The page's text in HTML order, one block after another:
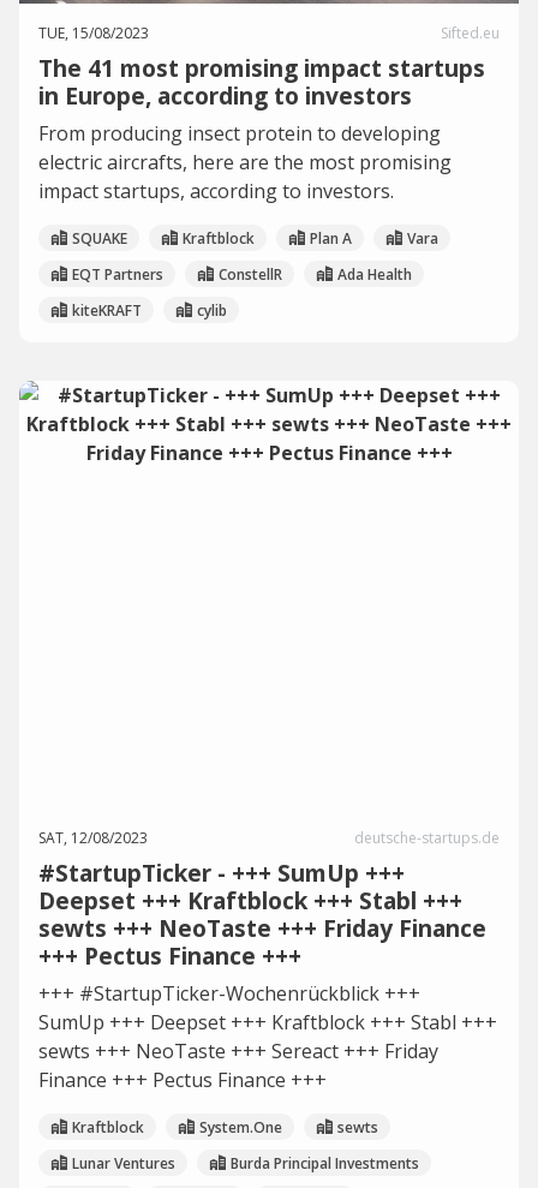
TUE, 15/08/2023 Sifted.eu
The 41 most promising impact startups
in Europe, according to investors
From producing insect protein to developing
electric aircrafts, here are the most promising
impact startups, according to investors.
SQUAKE Kraftblock Plan A
Vara
EQT Partners
ConstellR
Ada Health
kiteKRAFT
cylib
SAT, 12/08/2023 deutsche-startups.de
#StartupTicker - +++ SumUp +++
Deepset +++ Kraftblock +++ Stabl +++
sewts +++ NeoTaste +++ Friday Finance
+++ Pectus Finance +++
+++ #StartupTicker-Wochenrückblick +++
SumUp +++ Deepset +++ Kraftblock +++ Stabl +++
sewts +++ NeoTaste +++ Sereact +++ Friday
Finance +++ Pectus Finance +++
Kraftblock System.One
sewts
Lunar Ventures
Burda Principal Investments